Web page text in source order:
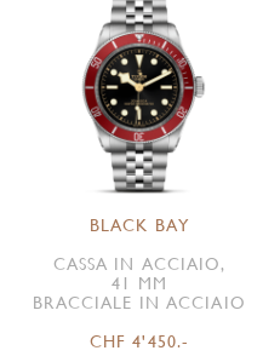
BLACK BAY
CASSA IN ACCIAIO,
41 MM
BRACCIALE IN ACCIAIO
CHF 4'450.-